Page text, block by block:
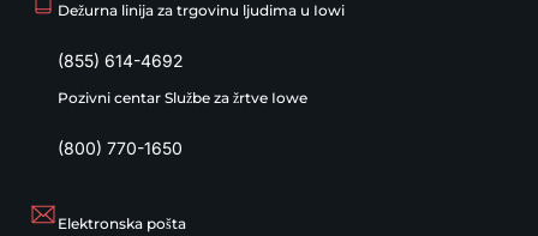
Dežurna linija za trgovinu ljudima u Iowi
(855) 614-4692
Pozivni centar Službe za žrtve Iowe
(800) 770-1650
Elektronska pošta